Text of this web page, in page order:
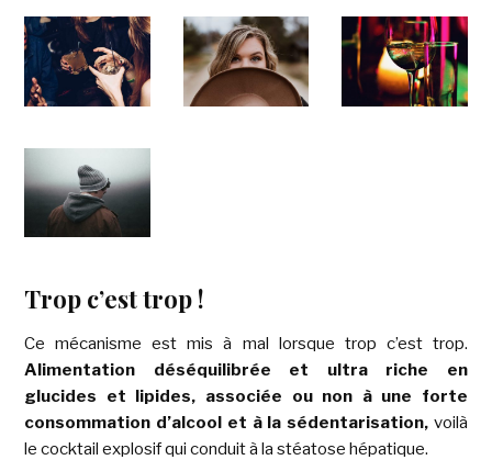
Trop c’est trop !
Ce mécanisme est mis à mal lorsque trop c’est trop.
Alimentation déséquilibrée et ultra riche en
glucides et lipides, associée ou non à une forte
consommation d’alcool et à la sédentarisation,voilà
le cocktail explosif qui conduit à la stéatose hépatique.